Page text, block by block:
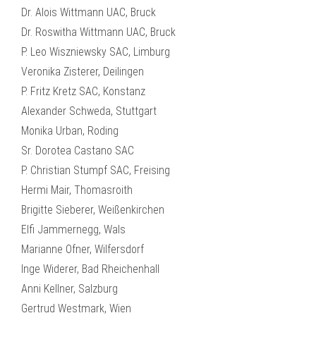
Dr. Alois Wittmann UAC, Bruck
Dr. Roswitha Wittmann UAC, Bruck
P. Leo Wiszniewsky SAC, Limburg
Veronika Zisterer, Deilingen
P. Fritz Kretz SAC, Konstanz
Alexander Schweda, Stuttgart
Monika Urban, Roding
Sr. Dorotea Castano SAC
P. Christian Stumpf SAC, Freising
Hermi Mair, Thomasroith
Brigitte Sieberer, Weißenkirchen
Elfi Jammernegg, Wals
Marianne Ofner, Wilfersdorf
Inge Widerer, Bad Rheichenhall
Anni Kellner, Salzburg
Gertrud Westmark, Wien